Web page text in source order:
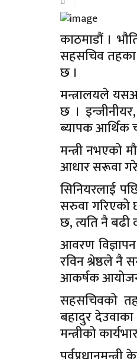
काठमाडौं ।
सहसचिव तहका
छ ।
मन्त्रालयले
छ ।
ब्यापक
मन्त्री नभएको
आधार सरूवा
सिनियरलाई
सरुवा
छ, त्यति नै बढी
आवरण
रविन श्रेष्ठले
आकर्षक
सहसचिवको
बहादुर
मन्त्रीको